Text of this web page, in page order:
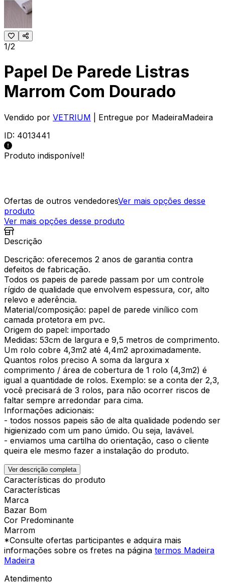
1/2
Papel De Parede Listras
Marrom Com Dourado
Vendido por VETRIUM | Entregue por MadeiraMadeira
ID: 4013441
Produto indisponível!
Ofertas de outros vendedoresVer mais opções desse
produto
Ver mais opções desse produto
Descrição
Descrição: oferecemos 2 anos de garantia contra
defeitos de fabricação.
Todos os papeis de parede passam por um controle
rígido de qualidade que envolvem espessura, cor, alto
relevo e aderência.
Material/composição: papel de parede vinílico com
camada protetora em pvc.
Origem do papel: importado
Medidas: 53cm de largura e 9,5 metros de comprimento.
Um rolo cobre 4,3m2 até 4,4m2 aproximadamente.
Quantos rolos preciso A soma da largura x
comprimento / área de cobertura de 1 rolo (4,3m2) é
igual a quantidade de rolos. Exemplo: se a conta der 2,3,
você precisará de 3 rolos, para não ocorrer riscos de
faltar sempre arredondar para cima.
Informações adicionais:
- todos nossos papeis são de alta qualidade podendo ser
higienizado com um pano úmido. Ou seja, lavável.
- enviamos uma cartilha do orientação, caso o cliente
queira ele mesmo fazer a instalação do produto.
Ver descrição completa
Características do produto
Características
Marca
Bazar Bom
Cor Predominante
Marrom
*Consulte ofertas participantes e adquira mais
informações sobre os fretes na página termos Madeira
Madeira
Atendimento